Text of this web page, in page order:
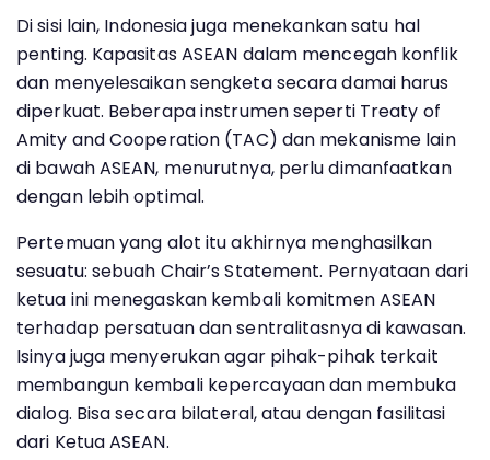
Di sisi lain, Indonesia juga menekankan satu hal
penting. Kapasitas ASEAN dalam mencegah konflik
dan menyelesaikan sengketa secara damai harus
diperkuat. Beberapa instrumen seperti Treaty of
Amity and Cooperation (TAC) dan mekanisme lain
di bawah ASEAN, menurutnya, perlu dimanfaatkan
dengan lebih optimal.
Pertemuan yang alot itu akhirnya menghasilkan
sesuatu: sebuah Chair’s Statement. Pernyataan dari
ketua ini menegaskan kembali komitmen ASEAN
terhadap persatuan dan sentralitasnya di kawasan.
Isinya juga menyerukan agar pihak-pihak terkait
membangun kembali kepercayaan dan membuka
dialog. Bisa secara bilateral, atau dengan fasilitasi
dari Ketua ASEAN.